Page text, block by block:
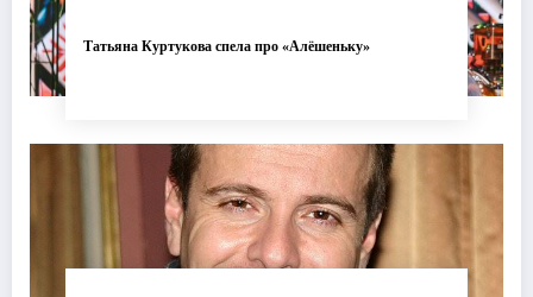
Татьяна Куртукова спела про «Алёшеньку»